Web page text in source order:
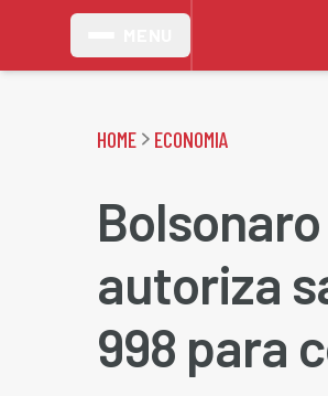
HOME ECONOMIA
autoriza
998 para